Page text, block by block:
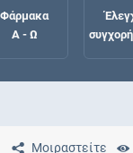
Φάρμακα
Α - Ω
Μοιραστείτε